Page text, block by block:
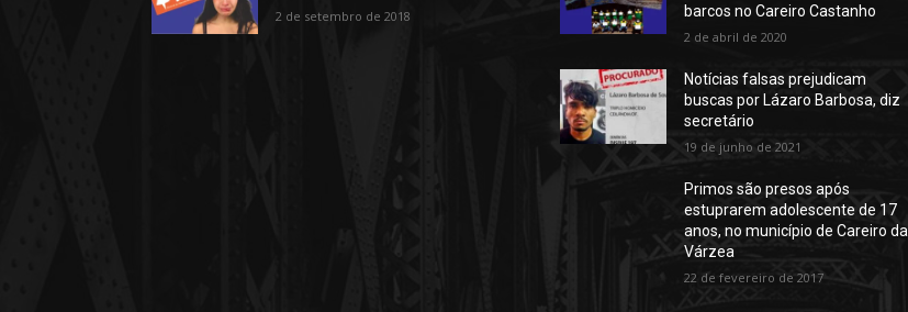
2 de setembro de 2018
barcos no Careiro Castanho
2 de abril de 2020
Notícias falsas prejudicam
buscas por Lázaro Barbosa, diz
secretário
19 de junho de 2021
Primos são presos após
estuprarem adolescente de 17
anos, no município de Careiro da
Várzea
22 de fevereiro de 2017